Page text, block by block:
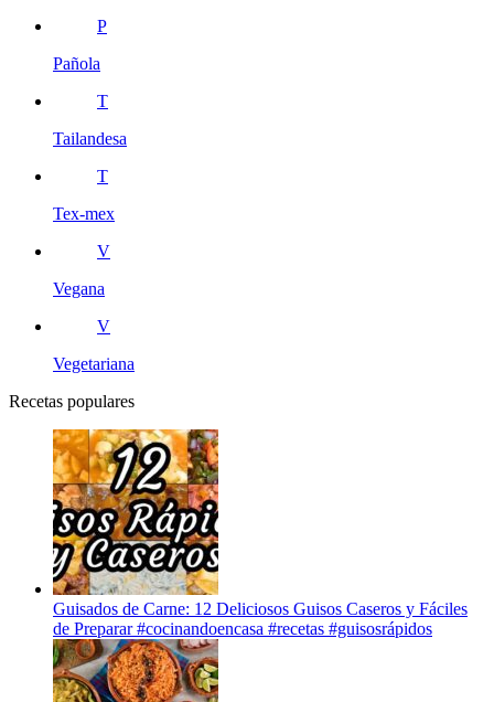
P
Pañola
T
Tailandesa
T
Tex-mex
V
Vegana
V
Vegetariana
Recetas populares
Guisados de Carne: 12 Deliciosos Guisos Caseros y Fáciles
de Preparar #cocinandoencasa #recetas #guisosrápidos